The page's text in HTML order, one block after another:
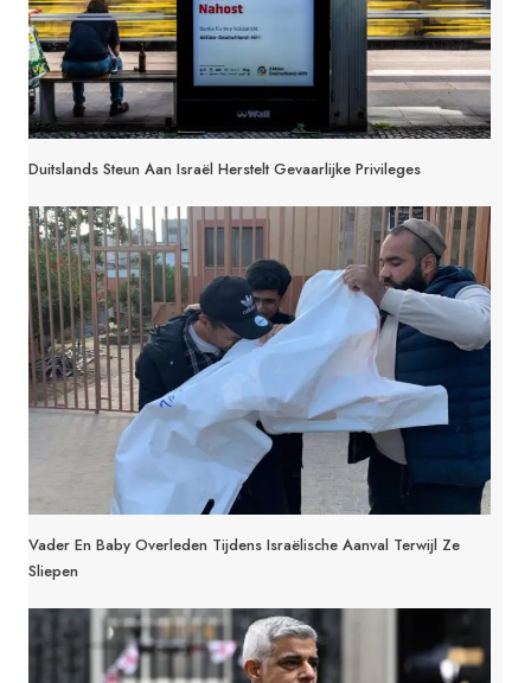
Duitslands Steun Aan Israël Herstelt Gevaarlijke Privileges
Vader En Baby Overleden Tijdens Israëlische Aanval Terwijl Ze
Sliepen